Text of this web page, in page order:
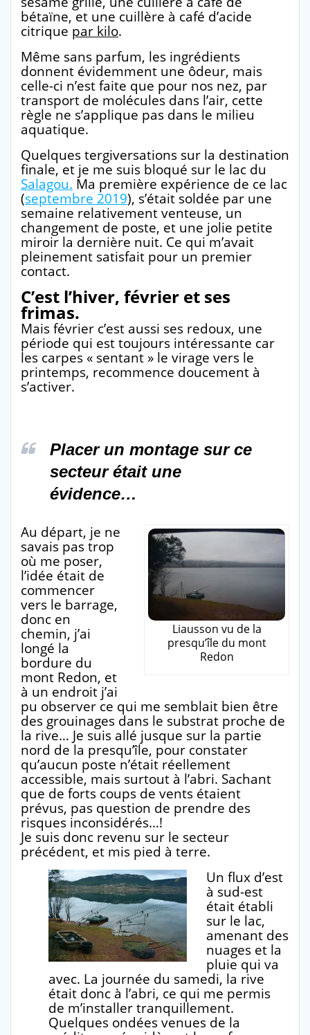
bétaïne, et une cuillère à café d’acide
citrique par kilo.
Même sans parfum, les ingrédients
donnent évidemment une ôdeur, mais
celle-ci n’est faite que pour nos nez, par
transport de molécules dans l’air, cette
règle ne s’applique pas dans le milieu
aquatique.
Quelques tergiversations sur la destination
finale, et je me suis bloqué sur le lac du
Salagou. Ma première expérience de ce lac
(septembre 2019), s’était soldée par une
semaine relativement venteuse, un
changement de poste, et une jolie petite
miroir la dernière nuit. Ce qui m’avait
pleinement satisfait pour un premier
contact.
C’est l’hiver, février et ses
frimas.
Mais février c’est aussi ses redoux, une
période qui est toujours intéressante car
les carpes « sentant » le virage vers le
printemps, recommence doucement à
s’activer.
Placer un montage sur ce
secteur était une
évidence…
Liausson vu de la
presqu’île du mont
Redon
Au départ, je ne
savais pas trop
où me poser,
l’idée était de
commencer
vers le barrage,
donc en
chemin, j’ai
longé la
bordure du
mont Redon, et
à un endroit j’ai
pu observer ce qui me semblait bien être
des grouinages dans le substrat proche de
la rive… Je suis allé jusque sur la partie
nord de la presqu’île, pour constater
qu’aucun poste n’était réellement
accessible, mais surtout à l’abri. Sachant
que de forts coups de vents étaient
prévus, pas question de prendre des
risques inconsidérés…!
Je suis donc revenu sur le secteur
précédent, et mis pied à terre.
Un flux d’est
à sud-est
était établi
sur le lac,
amenant des
nuages et la
pluie qui va
avec. La journée du samedi, la rive
était donc à l’abri, ce qui me permis
de m’installer tranquillement.
Quelques ondées venues de la